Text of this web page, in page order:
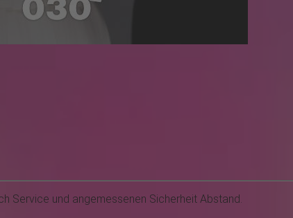
Service und angemessenen Sicherheit Abstand.